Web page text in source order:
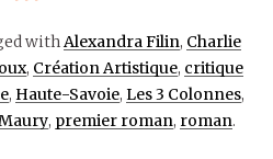
withAlexandra Filin, Charlie
, Création Artistique, critique
, Haute-Savoie, Les 3 Colonnes,
, premier roman, roman.